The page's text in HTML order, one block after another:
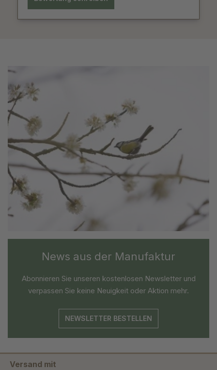
News aus der Manufaktur
Abonnieren Sie unseren kostenlosen Newsletter und
verpassen Sie keine Neuigkeit oder Aktion mehr.
NEWSLETTER BESTELLEN
Versand mit